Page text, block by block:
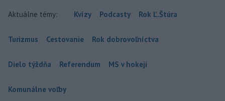
Aktuálne témy: Kvízy Podcasty Rok Ľ.Štúra
Turizmus Cestovanie Rok dobrovoľníctva
Dielo týždňa Referendum MS v hokeji
Komunálne voľby